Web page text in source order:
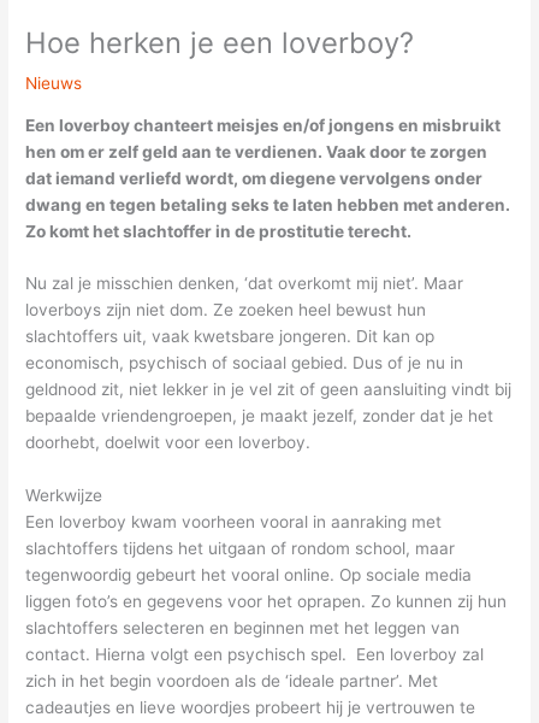
Hoe herken je een loverboy?
Nieuws
Een loverboy chanteert meisjes en/of jongens en misbruikt
hen om er zelf geld aan te verdienen. Vaak door te zorgen
dat iemand verliefd wordt, om diegene vervolgens onder
dwang en tegen betaling seks te laten hebben met anderen.
Zo komt het slachtoffer in de prostitutie terecht.
Nu zal je misschien denken, ‘dat overkomt mij niet’. Maar
loverboys zijn niet dom. Ze zoeken heel bewust hun
slachtoffers uit, vaak kwetsbare jongeren. Dit kan op
economisch, psychisch of sociaal gebied. Dus of je nu in
geldnood zit, niet lekker in je vel zit of geen aansluiting vindt bij
bepaalde vriendengroepen, je maakt jezelf, zonder dat je het
doorhebt, doelwit voor een loverboy.
Werkwijze
Een loverboy kwam voorheen vooral in aanraking met
slachtoffers tijdens het uitgaan of rondom school, maar
tegenwoordig gebeurt het vooral online. Op sociale media
liggen foto’s en gegevens voor het oprapen. Zo kunnen zij hun
slachtoffers selecteren en beginnen met het leggen van
contact. Hierna volgt een psychisch spel. Een loverboy zal
zich in het begin voordoen als de ‘ideale partner’. Met
cadeautjes en lieve woordjes probeert hij je vertrouwen te